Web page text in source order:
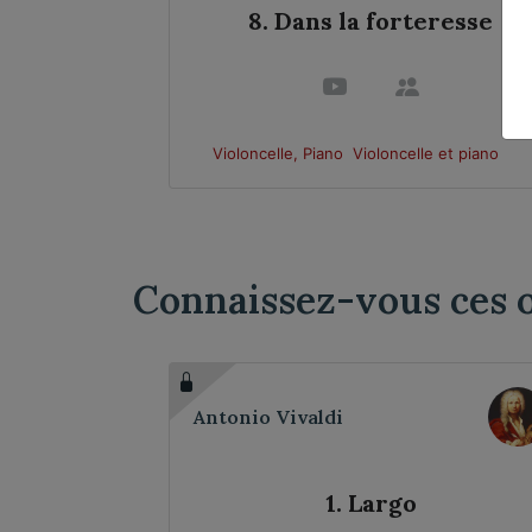
8. Dans la forteresse
Violoncelle, Piano Violoncelle et piano
Connaissez-vous ces
Antonio Vivaldi
1. Largo